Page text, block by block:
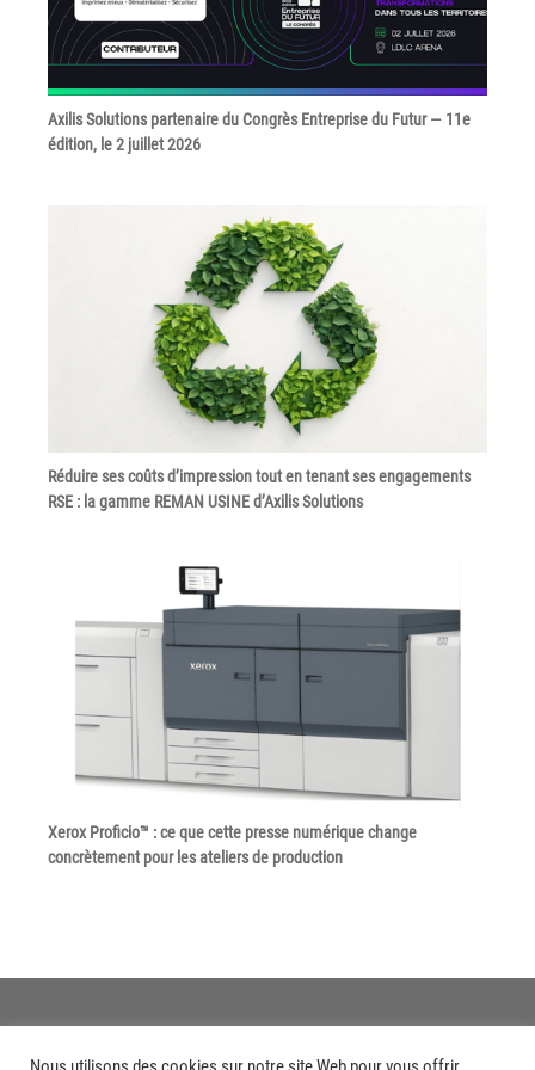
Tel : 04 37 64 64 02
Linkedin
XEROX I Concessionnaire Agrée
Plan du site
Mentions légales
Axilis Solutions partenaire du Congrès Entreprise du Futur — 11e
édition, le 2 juillet 2026
Réduire ses coûts d’impression tout en tenant ses engagements
RSE : la gamme REMAN USINE d’Axilis Solutions
Xerox Proficio™ : ce que cette presse numérique change
concrètement pour les ateliers de production